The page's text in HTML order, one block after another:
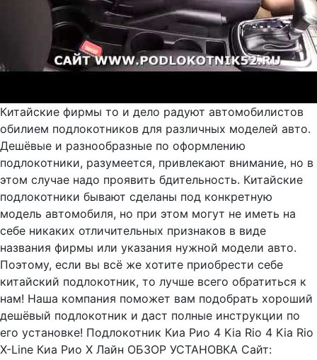
Китайские фирмы то и дело радуют автомобилистов
обилием подлокотников для различных моделей авто.
Дешёвые и разнообразные по оформлению
подлокотники, разумеется, привлекают внимание, но в
этом случае надо проявить бдительность. Китайские
подлокотники бывают сделаны под конкретную
модель автомобиля, но при этом могут не иметь на
себе никаких отличительных признаков в виде
названия фирмы или указания нужной модели авто.
Поэтому, если вы всё же хотите приобрести себе
китайский подлокотник, то лучше всего обратиться к
нам! Наша компания поможет вам подобрать хороший
дешёвый подлокотник и даст полные инструкции по
его установке! Подлокотник Киа Рио 4 Kia Rio 4 Kia Rio
X-Line Киа Рио Х Лайн ОБЗОР УСТАНОВКА Сайт: